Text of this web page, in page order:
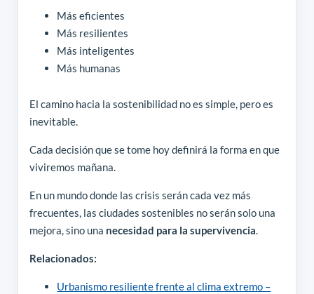
Más eficientes
Más resilientes
Más inteligentes
Más humanas
El camino hacia la sostenibilidad no es simple, pero es
inevitable.
Cada decisión que se tome hoy definirá la forma en que
viviremos mañana.
En un mundo donde las crisis serán cada vez más
frecuentes, las ciudades sostenibles no serán solo una
mejora, sino una necesidad para la supervivencia.
Relacionados:
Urbanismo resiliente frente al clima extremo –